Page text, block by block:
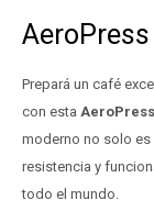
Prepará un café
con esta
moderno no solo es
resistencia y
todo el mundo.